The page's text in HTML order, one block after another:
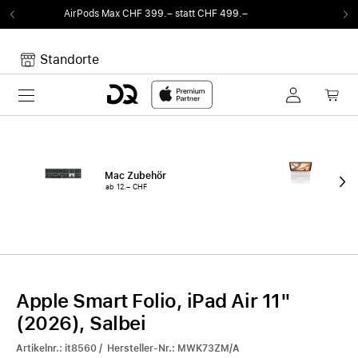
CHF 399.– statt CHF 499.– Von Sound auf
Standorte
Toggle navigation
Mac Zubehör
ab 12.– CHF ab
Apple Smart Folio, iPad Air 11"
(2026), Salbei
Artikelnr.: it8560 / Hersteller-Nr.: MWK73ZM/A